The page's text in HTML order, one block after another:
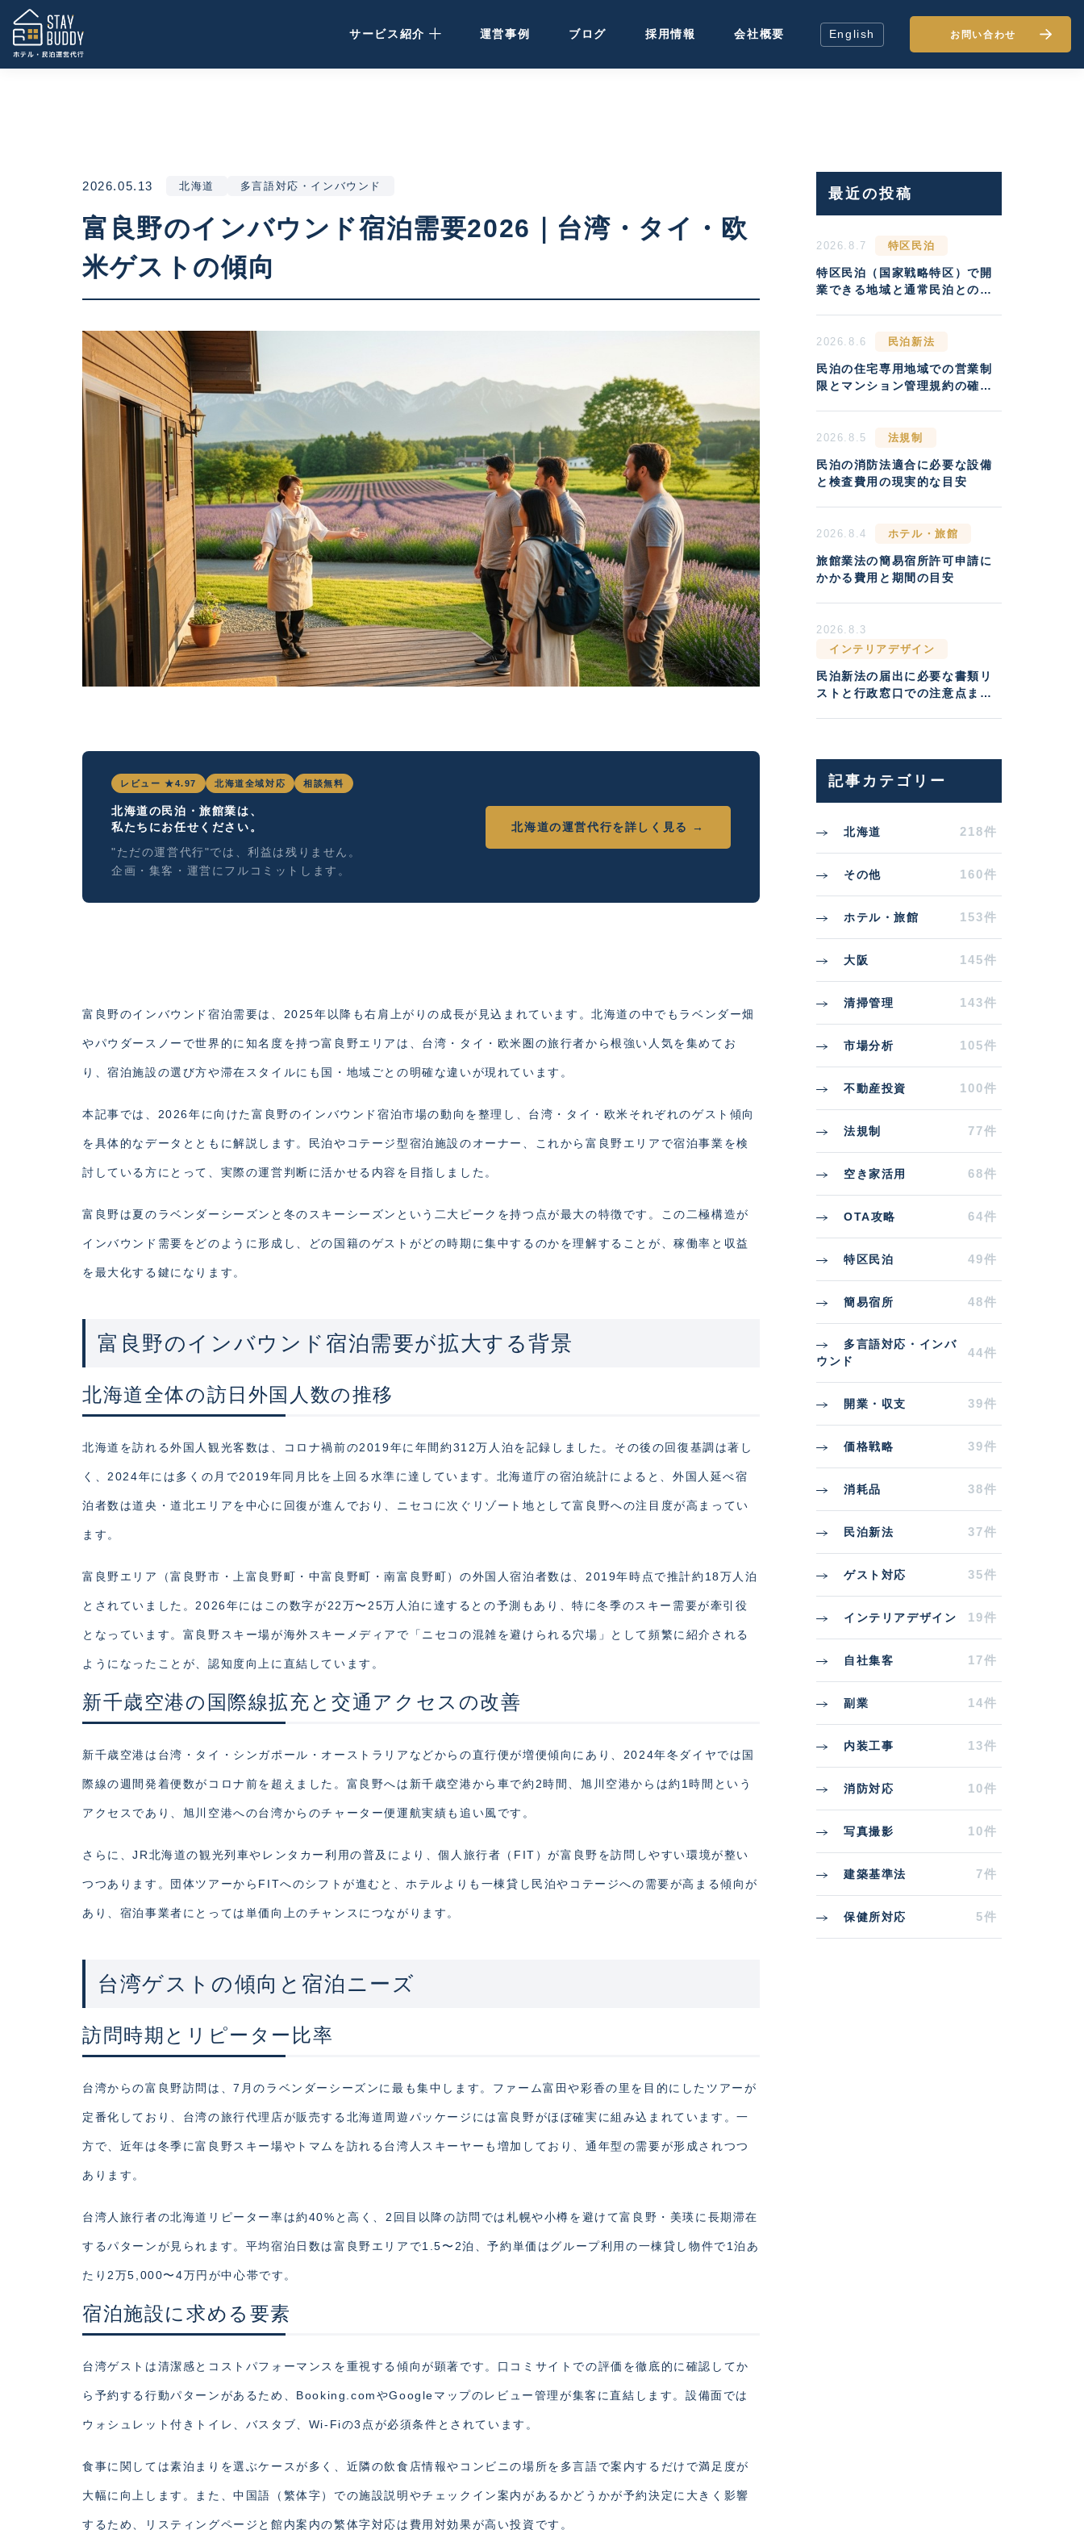
サービス紹介
民泊運営代行
空き家活用
運営事例 ブログ 採用情報 会社概要 English お問い合わせ
2026.05.13 北海道 多言語対応・インバウンド
富良野のインバウンド宿泊需要2026｜台湾・タイ・欧
米ゲストの傾向
レビュー ★4.97 北海道全域対応 相談無料
北海道の民泊・旅館業は、
私たちにお任せください。
"ただの運営代行"では、利益は残りません。
企画・集客・運営にフルコミットします。
北海道の運営代行を詳しく見る →
富良野のインバウンド宿泊需要は、2025年以降も右肩上がりの成長が見込まれています。北海道の中でもラベンダー畑
やパウダースノーで世界的に知名度を持つ富良野エリアは、台湾・タイ・欧米圏の旅行者から根強い人気を集めてお
り、宿泊施設の選び方や滞在スタイルにも国・地域ごとの明確な違いが現れています。
本記事では、2026年に向けた富良野のインバウンド宿泊市場の動向を整理し、台湾・タイ・欧米それぞれのゲスト傾向
を具体的なデータとともに解説します。民泊やコテージ型宿泊施設のオーナー、これから富良野エリアで宿泊事業を検
討している方にとって、実際の運営判断に活かせる内容を目指しました。
富良野は夏のラベンダーシーズンと冬のスキーシーズンという二大ピークを持つ点が最大の特徴です。この二極構造が
インバウンド需要をどのように形成し、どの国籍のゲストがどの時期に集中するのかを理解することが、稼働率と収益
を最大化する鍵になります。
富良野のインバウンド宿泊需要が拡大する背景
北海道全体の訪日外国人数の推移
北海道を訪れる外国人観光客数は、コロナ禍前の2019年に年間約312万人泊を記録しました。その後の回復基調は著し
く、2024年には多くの月で2019年同月比を上回る水準に達しています。北海道庁の宿泊統計によると、外国人延べ宿
泊者数は道央・道北エリアを中心に回復が進んでおり、ニセコに次ぐリゾート地として富良野への注目度が高まってい
ます。
富良野エリア（富良野市・上富良野町・中富良野町・南富良野町）の外国人宿泊者数は、2019年時点で推計約18万人泊
とされていました。2026年にはこの数字が22万〜25万人泊に達するとの予測もあり、特に冬季のスキー需要が牽引役
となっています。富良野スキー場が海外スキーメディアで「ニセコの混雑を避けられる穴場」として頻繁に紹介される
ようになったことが、認知度向上に直結しています。
新千歳空港の国際線拡充と交通アクセスの改善
新千歳空港は台湾・タイ・シンガポール・オーストラリアなどからの直行便が増便傾向にあり、2024年冬ダイヤでは国
際線の週間発着便数がコロナ前を超えました。富良野へは新千歳空港から車で約2時間、旭川空港からは約1時間という
アクセスであり、旭川空港への台湾からのチャーター便運航実績も追い風です。
さらに、JR北海道の観光列車やレンタカー利用の普及により、個人旅行者（FIT）が富良野を訪問しやすい環境が整い
つつあります。団体ツアーからFITへのシフトが進むと、ホテルよりも一棟貸し民泊やコテージへの需要が高まる傾向が
あり、宿泊事業者にとっては単価向上のチャンスにつながります。
台湾ゲストの傾向と宿泊ニーズ
訪問時期とリピーター比率
台湾からの富良野訪問は、7月のラベンダーシーズンに最も集中します。ファーム富田や彩香の里を目的にしたツアーが
定番化しており、台湾の旅行代理店が販売する北海道周遊パッケージには富良野がほぼ確実に組み込まれています。一
方で、近年は冬季に富良野スキー場やトマムを訪れる台湾人スキーヤーも増加しており、通年型の需要が形成されつつ
あります。
台湾人旅行者の北海道リピーター率は約40%と高く、2回目以降の訪問では札幌や小樽を避けて富良野・美瑛に長期滞在
するパターンが見られます。平均宿泊日数は富良野エリアで1.5〜2泊、予約単価はグループ利用の一棟貸し物件で1泊あ
たり2万5,000〜4万円が中心帯です。
宿泊施設に求める要素
台湾ゲストは清潔感とコストパフォーマンスを重視する傾向が顕著です。口コミサイトでの評価を徹底的に確認してか
ら予約する行動パターンがあるため、Booking.comやGoogleマップのレビュー管理が集客に直結します。設備面では
ウォシュレット付きトイレ、バスタブ、Wi-Fiの3点が必須条件とされています。
食事に関しては素泊まりを選ぶケースが多く、近隣の飲食店情報やコンビニの場所を多言語で案内するだけで満足度が
大幅に向上します。また、中国語（繁体字）での施設説明やチェックイン案内があるかどうかが予約決定に大きく影響
するため、リスティングページと館内案内の繁体字対応は費用対効果が高い投資です。
最近の投稿
2026.8.7 特区民泊
特区民泊（国家戦略特区）で開
業できる地域と通常民泊との収
2026.8.6 民泊新法
民泊の住宅専用地域での営業制
限とマンション管理規約の確認
2026.8.5 法規制
民泊の消防法適合に必要な設備
と検査費用の現実的な目安
2026.8.4 ホテル・旅館
旅館業法の簡易宿所許可申請に
かかる費用と期間の目安
2026.8.3
インテリアデザイン
民泊新法の届出に必要な書類リ
ストと行政窓口での注意点まと
記事カテゴリー
北海道 218件
その他 160件
ホテル・旅館 153件
大阪 145件
清掃管理 143件
市場分析 105件
不動産投資 100件
法規制 77件
空き家活用 68件
OTA攻略 64件
特区民泊 49件
簡易宿所 48件
多言語対応・インバ
ウンド
44件
開業・収支 39件
価格戦略 39件
消耗品 38件
民泊新法 37件
ゲスト対応 35件
インテリアデザイン 19件
自社集客 17件
副業 14件
内装工事 13件
消防対応 10件
写真撮影 10件
建築基準法 7件
保健所対応 5件